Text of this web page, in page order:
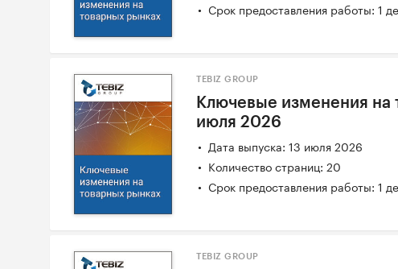
Срок предоставления работы: 1
TEBIZ GROUP
Ключевые изменения на
июля 2026
Дата выпуска: 13 июля 2026
Количество страниц: 20
Срок предоставления работы: 1
TEBIZ GROUP